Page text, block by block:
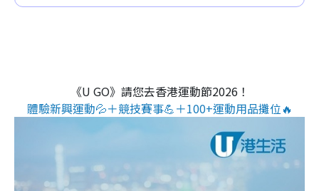
《U GO》請您去香港運動節2026！
體驗新興運動💦＋競技賽事💪＋100+運動用品攤位🔥